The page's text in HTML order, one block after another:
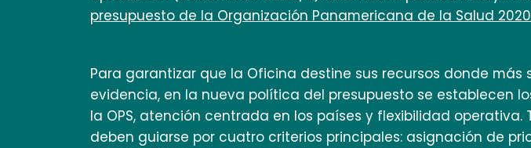
presupuesto de la Organización Panamericana de la Salud
Para garantizar que la Oficina destine sus recursos donde
evidencia, en la nueva política del presupuesto se establecen
la OPS, atención centrada en los países y flexibilidad
deben guiarse por cuatro criterios principales: asignación de